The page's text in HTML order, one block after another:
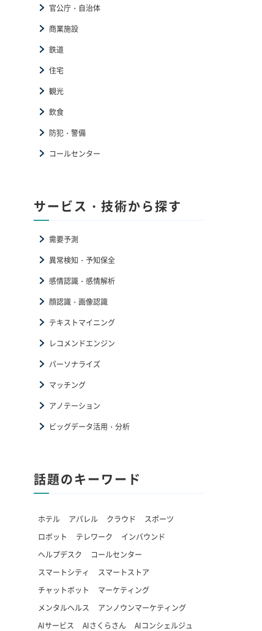
官公庁・自治体
商業施設
鉄道
住宅
観光
飲食
防犯・警備
コールセンター
サービス・技術から探す
需要予測
異常検知・予知保全
感情認識・感情解析
顔認識・画像認識
テキストマイニング
レコメンドエンジン
パーソナライズ
マッチング
アノテーション
ビッグデータ活用・分析
話題のキーワード
ホテル アパレル クラウド
スポーツ
ロボット
テレワーク
インバウンド
ヘルプデスク
コールセンター
スマートシティ
スマートストア
チャットボット
マーケティング
メンタルヘルス
アンノウンマーケティング
AIサービス
AIさくらさん
AIコンシェルジュ